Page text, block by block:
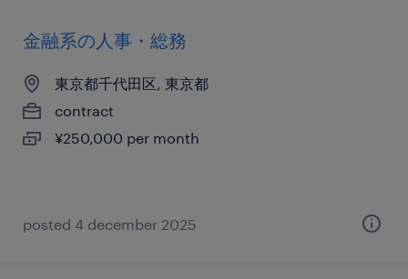
金融系の人事・総務
東京都千代田区, 東京都
contract
¥250,000 per month
posted 4 december 2025